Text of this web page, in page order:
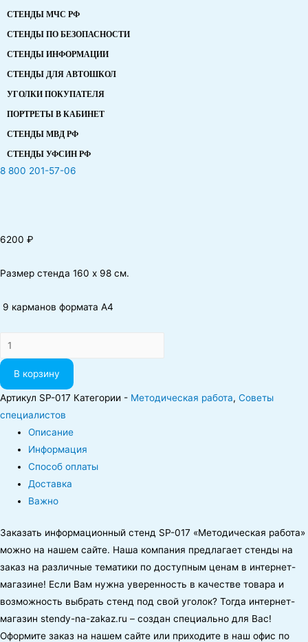
СТЕНДЫ МЧС РФ
СТЕНДЫ ПО БЕЗОПАСНОСТИ
СТЕНДЫ ИНФОРМАЦИИ
СТЕНДЫ ДЛЯ АВТОШКОЛ
УГОЛКИ ПОКУПАТЕЛЯ
ПОРТРЕТЫ В КАБИНЕТ
СТЕНДЫ МВД РФ
СТЕНДЫ УФСИН РФ
8 800 201-57-06
6200 ₽
Размер стенда 160 х 98 см.
9 карманов формата А4
Количество
В корзину
Артикул SР-017 Категории - Методическая работа, Советы
специалистов
Описание
Информация
Способ оплаты
Доставка
Важно
Заказать информационный стенд SP-017 «Методическая работа»
можно на нашем сайте. Наша компания предлагает стенды на
заказ на различные тематики по доступным ценам в интернет-
магазине! Если Вам нужна уверенность в качестве товара и
возможность выбрать стенд под свой уголок? Тогда интернет-
магазин stendy-na-zakaz.ru – создан специально для Вас!
Оформите заказ на нашем сайте или приходите в наш офис по